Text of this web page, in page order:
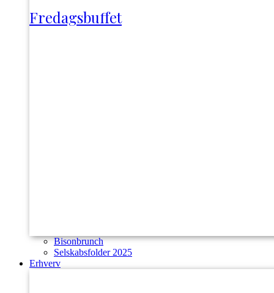
Fredagsbuffet
Bisonbrunch
Selskabsfolder 2025
Erhverv